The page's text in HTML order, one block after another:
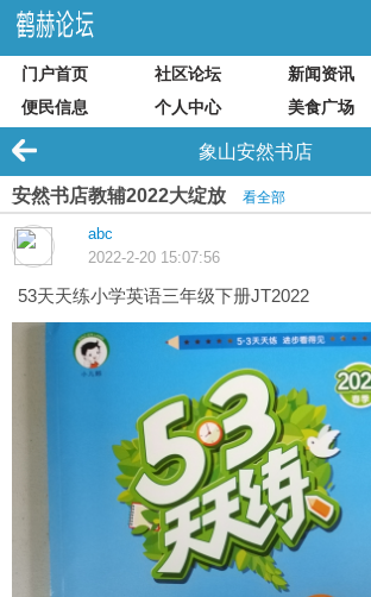
门户首页 社区论坛 新闻资讯
便民信息
个人中心 美食广场
象山安然书店
安然书店教辅2022大绽放 看全部
abc
2022-2-20 15:07:56
53天天练小学英语三年级下册JT2022